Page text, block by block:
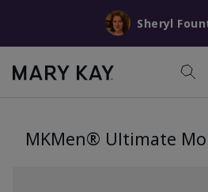
Sheryl
MKMen® Ultimate